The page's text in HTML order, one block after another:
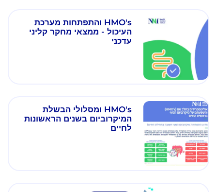
HMO's והתפתחות מערכת
העיכול - ממצאי מחקר קליני
עדכני
HMO's ומסלולי הבשלת
המיקרוביום בשנים הראשונות
לחיים